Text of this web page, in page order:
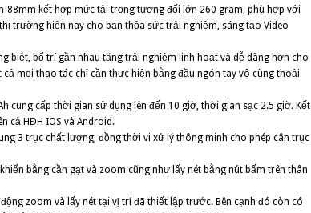
88mm kết hợp mức tải trọng tương đối lớn 260 gram, phù hợp với
trường hiện nay cho bạn thỏa sức trải nghiệm, sáng tạo Video
biệt, bố trí gần nhau tăng trải nghiệm linh hoạt và dễ dàng hơn cho
mọi thao tác chỉ cần thực hiện bằng đầu ngón tay vô cùng thoải
cung cấp thời gian sử dụng lên đến 10 giờ, thời gian sạc 2.5 giờ. Kết
cả HĐH IOS và Android.
3 trục chất lượng, đồng thời vi xử lý thông minh cho phép cân trục
bằng cần gạt và zoom cũng như lấy nét bằng nút bấm trên thân
zoom và lấy nét tại vị trí đã thiết lập trước. Bên cạnh đó còn có